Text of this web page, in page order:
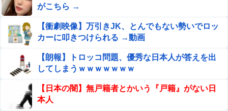
がこちら →
【衝劇映像】万引きJK、とんでもない勢いでロッ
カーに叩きつけられる →動画
【朗報】トロッコ問題、優秀な日本人が答えを出
してしまうｗｗｗｗｗｗｗ
【日本の闇】無戸籍者とかいう『戸籍』がない日
本人